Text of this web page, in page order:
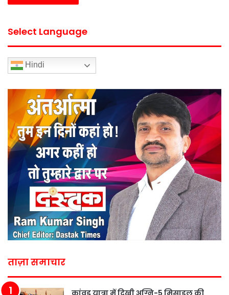
Select Language
Hindi
ताज़ा समाचार
कांवड़ यात्रा में दिखी अग्नि-5 मिसाइल की